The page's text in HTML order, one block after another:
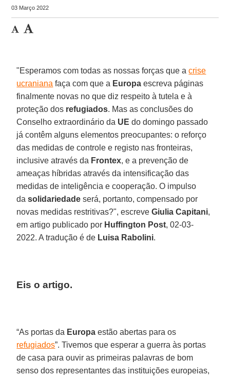
03 Março 2022
"Esperamos com todas as nossas forças que acrise
ucraniana faça com que a Europa escreva páginas
finalmente novas no que diz respeito à tutela e à
proteção dos refugiados. Mas as conclusões do
Conselho extraordinário da UE do domingo passado
já contêm alguns elementos preocupantes: o reforço
das medidas de controle e registo nas fronteiras,
inclusive através da Frontex, e a prevenção de
ameaças híbridas através da intensificação das
medidas de inteligência e cooperação. O impulso
dasolidariedade será, portanto, compensado por
novas medidas restritivas?", escreveGiulia Capitani,
em artigo publicado por Huffington Post, 02-03-
2022. A tradução é de Luisa Rabolini.
Eis o artigo.
“As portas da Europa estão abertas para os
refugiados”. Tivemos que esperar a guerra às portas
de casa para ouvir as primeiras palavras de bom
senso dos representantes das instituições europeias,